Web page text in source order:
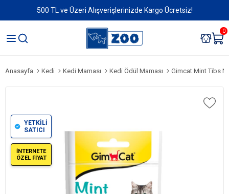
500 TL ve Üzeri Alışverişlerinizde Kargo Ücretsiz!
0
Anasayfa Kedi Kedi Maması Kedi Ödül Maması Gimcat Mint Tibs
YETKİLİ
SATICI
İNTERNETE
ÖZEL FİYAT